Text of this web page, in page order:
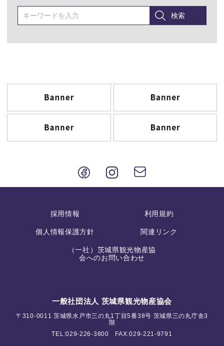
採用情報 利用規約
個人情報保護方針 関連リンク
（一社）茨城県観光物産協
会へのお問い合わせ
一般社団法人 茨城県観光物産協会
〒310-0011 茨城県水戸市三の丸1丁目5番38号 茨城県三の丸庁舎3
階
TEL:029-226-3800 FAX:029-221-9791